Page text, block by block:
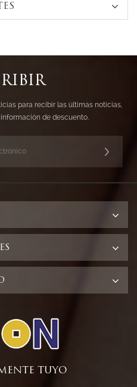
para recibir las últimas noticias,
de descuento.
TUYO